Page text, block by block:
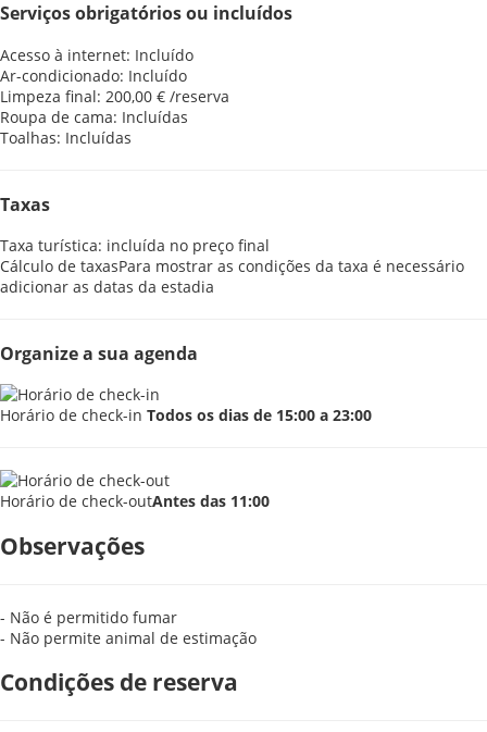
Serviços obrigatórios ou incluídos
Acesso à internet: Incluído
Ar-condicionado: Incluído
Limpeza final: 200,00 € /reserva
Roupa de cama: Incluídas
Toalhas: Incluídas
Taxas
Taxa turística: incluída no preço final
Cálculo de taxasPara mostrar as condições da taxa é necessário
adicionar as datas da estadia
Organize a sua agenda
Horário de check-in Todos os dias de 15:00 a 23:00
Horário de check-outAntes das 11:00
Observações
- Não é permitido fumar
- Não permite animal de estimação
Condições de reserva